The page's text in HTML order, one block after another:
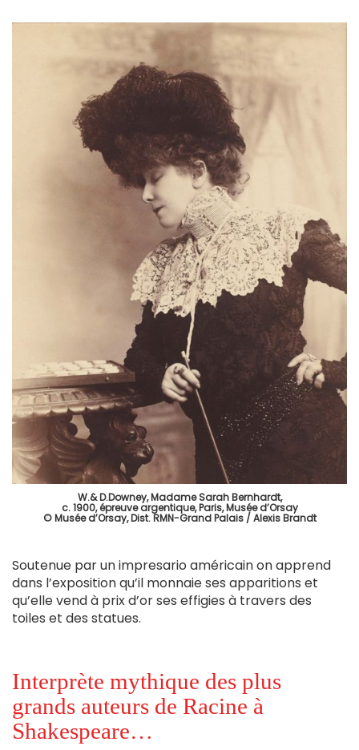
W.& D.Downey, Madame Sarah Bernhardt,
c. 1900, épreuve argentique, Paris, Musée d’Orsay
© Musée d’Orsay, Dist. RMN-Grand Palais / Alexis Brandt
Soutenue par un impresario américain on apprend
dans l’exposition qu’il monnaie ses apparitions et
qu’elle vend à prix d’or ses effigies à travers des
toiles et des statues.
Interprète mythique des plus
grands auteurs de Racine à
Shakespeare…